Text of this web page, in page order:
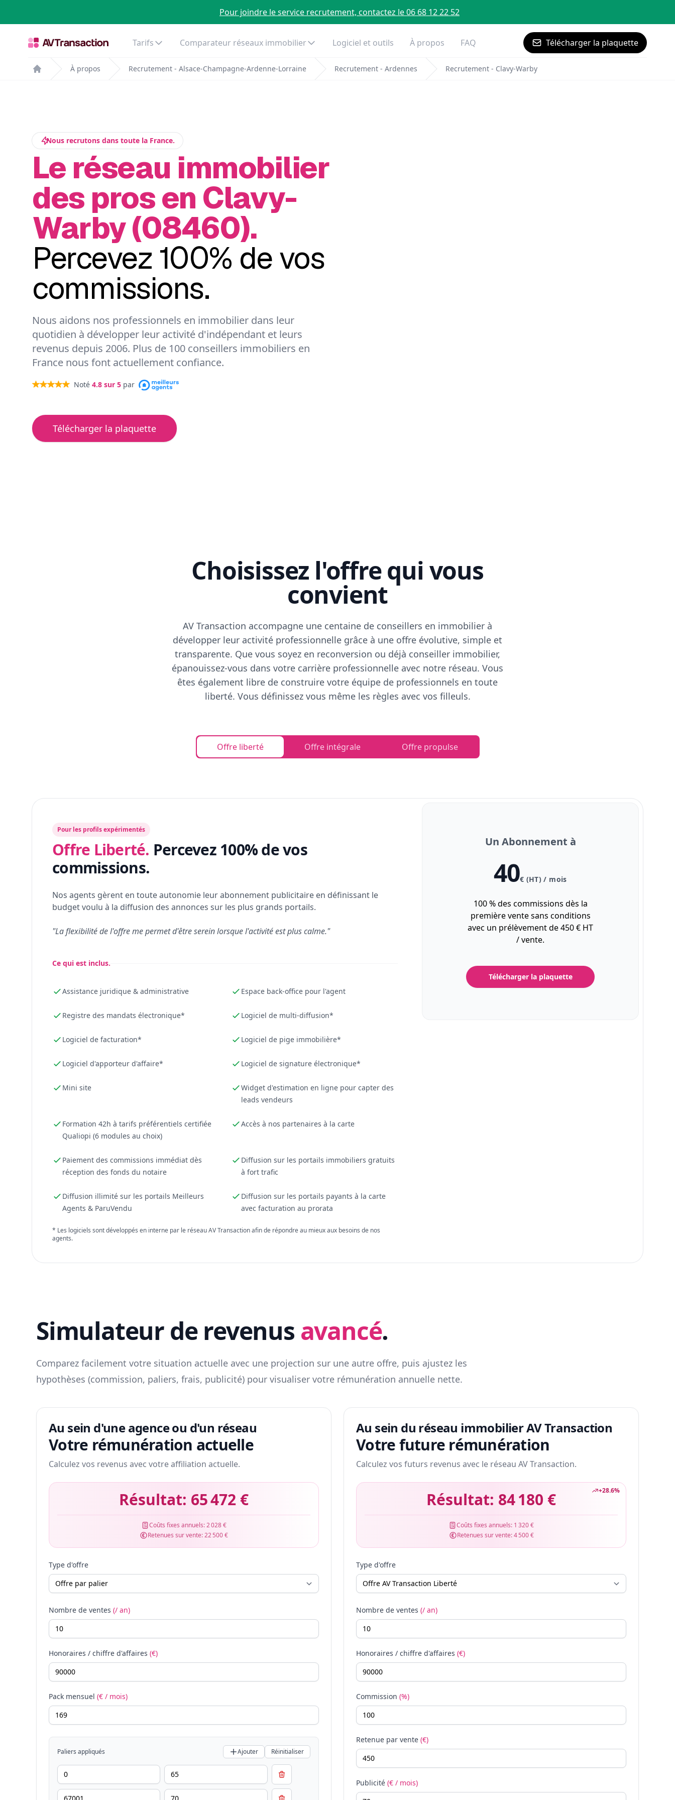
Pour joindre le service recrutement, contactez le 06 68 12 22 52
Tarifs Comparateur réseaux immobilier Logiciel et outils À propos FAQ Télécharger la plaquette
Home
À propos Recrutement - Alsace-Champagne-Ardenne-Lorraine Recrutement - Ardennes Recrutement - Clavy-Warby
Nous recrutons dans toute la France.
Le réseau immobilier
des pros en Clavy-
Warby (08460).
Percevez 100% de vos
commissions.
Nous aidons nos professionnels en immobilier dans leur
quotidien à développer leur activité d'indépendant et leurs
revenus depuis 2006. Plus de 100 conseillers immobiliers en
France nous font actuellement confiance.
Noté 4.8 sur 5 par
Télécharger la plaquette
Choisissez l'offre qui vous
convient
AV Transaction accompagne une centaine de conseillers en immobilier à
développer leur activité professionnelle grâce à une offre évolutive, simple et
transparente. Que vous soyez en reconversion ou déjà conseiller immobilier,
épanouissez-vous dans votre carrière professionnelle avec notre réseau. Vous
êtes également libre de construire votre équipe de professionnels en toute
liberté. Vous définissez vous même les règles avec vos filleuls.
Offre liberté Offre intégrale Offre propulse
Pour les profils expérimentés
Offre Liberté. Percevez 100% de vos
commissions.
Nos agents gèrent en toute autonomie leur abonnement publicitaire en définissant le
budget voulu à la diffusion des annonces sur les plus grands portails.
"La flexibilité de l'offre me permet d'être serein lorsque l'activité est plus calme."
Ce qui est inclus.
Assistance juridique & administrative Espace back-office pour l'agent
Registre des mandats électronique* Logiciel de multi-diffusion*
Logiciel de facturation* Logiciel de pige immobilière*
Logiciel d'apporteur d'affaire* Logiciel de signature électronique*
Mini site
Widget d'estimation en ligne pour capter des
leads vendeurs
Formation 42h à tarifs préférentiels certifiée
Qualiopi (6 modules au choix)
Accès à nos partenaires à la carte
Paiement des commissions immédiat dès
réception des fonds du notaire
Diffusion sur les portails immobiliers gratuits
à fort trafic
Diffusion illimité sur les portails Meilleurs
Agents & ParuVendu
Diffusion sur les portails payants à la carte
avec facturation au prorata
* Les logiciels sont développés en interne par le réseau AV Transaction afin de répondre au mieux aux besoins de nos
agents.
Un Abonnement à
40€ (HT) / mois
100 % des commissions dès la
première vente sans conditions
avec un prélèvement de 450 € HT
/ vente.
Télécharger la plaquette
Simulateur de revenus avancé.
Comparez facilement votre situation actuelle avec une projection sur une autre offre, puis ajustez les
hypothèses (commission, paliers, frais, publicité) pour visualiser votre rémunération annuelle nette.
Au sein d'une agence ou d'un réseau
Votre rémunération actuelle
Calculez vos revenus avec votre affiliation actuelle.
Résultat: 65 472 €
Coûts fixes annuels:2 028 €
Retenues sur vente:22 500 €
Type d'offre
Nombre de ventes (/ an)
Honoraires / chiffre d'affaires (€)
Pack mensuel (€ / mois)
Paliers appliqués Ajouter Réinitialiser
Au sein du réseau immobilier AV Transaction
Votre future rémunération
Calculez vos futurs revenus avec le réseau AV Transaction.
+28.6%
Résultat: 84 180 €
Coûts fixes annuels: 1 320 €
Retenues sur vente:4 500 €
Type d'offre
Nombre de ventes (/ an)
Honoraires / chiffre d'affaires (€)
Commission (%)
Retenue par vente (€)
Publicité (€ / mois)